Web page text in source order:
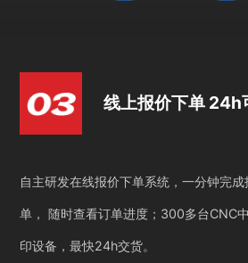
线上报价下单 24h
自主研发在线报价下单系统，一分钟完
单， 随时查看订单进度；300多台CNC
印设备，最快24h交货。